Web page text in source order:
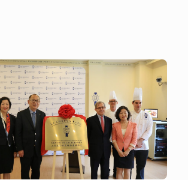
跃着，边重视厨师心意，边为了创设